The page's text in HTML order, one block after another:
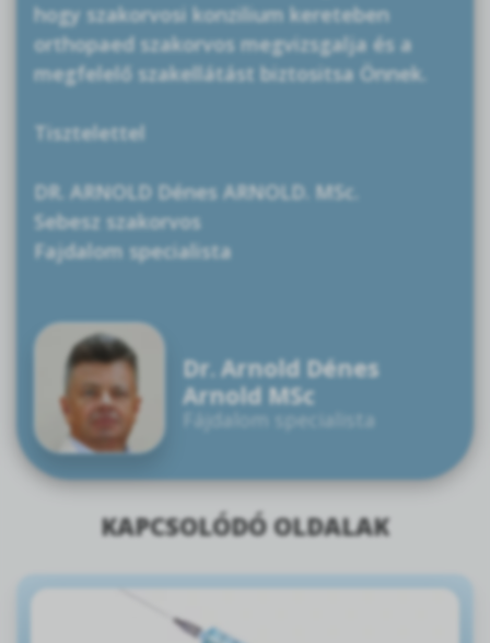
hogy szakorvosi konzilium kereteben
orthopaed szakorvos megvizsgalja és a
megfelelő szakellátást biztositsa Önnek.
Tisztelettel
DR. ARNOLD Dénes ARNOLD. MSc.
Sebesz szakorvos
Fajdalom specialista
Dr. Arnold Dénes
Arnold MSc
Fájdalom specialista
KAPCSOLÓDÓ OLDALAK